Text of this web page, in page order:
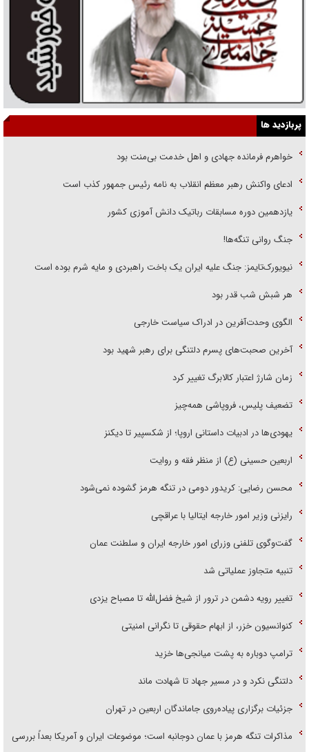
پربازدید ها
خواهرم فرمانده جهادی و اهل خدمت بی‌منت بود
ادعای واکنش رهبر معظم انقلاب به نامه رئیس جمهور کذب است
یازدهمین دوره مسابقات رباتیک دانش آموزی کشور
جنگ روانی تنگه‌ها!
نیویورک‌تایمز: جنگ علیه ایران یک باخت راهبردی و مایه شرم بوده است
هر شبش شب قدر بود
الگوی وحدت‌آفرین در ادراک سیاست خارجی
آخرین صحبت‌های پسرم دلتنگی برای رهبر شهید بود
زمان شارژ اعتبار کالابرگ تغییر کرد
تضعیف پلیس، فروپاشی همه‌چیز
یهودی‌ها در ادبیات داستانی اروپا؛ از شکسپیر تا دیکنز
اربعین حسینی (ع) از منظر فقه و روایت
محسن رضایی: کریدور دومی در تنگه هرمز گشوده نمی‌شود
رایزنی وزیر امور خارجه ایتالیا با عراقچی
گفت‌وگوی تلفنی وزرای امور خارجه ایران و سلطنت عمان
تنبیه متجاوز عملیاتی شد
تغییر رویه دشمن در ترور از شیخ فضل‌الله تا مصباح یزدی
کنوانسیون خزر، از ابهام حقوقی تا نگرانی امنیتی
ترامپ دوباره به پشت میانجی‌ها خزید
دلتنگی نکرد و در مسیر جهاد تا شهادت ماند
جزئیات برگزاری پیاده‌روی جاماندگان اربعین در تهران
مذاکرات تنگه هرمز با عمان دوجانبه است؛ موضوعات ایران و آمریکا بعداً بررسی